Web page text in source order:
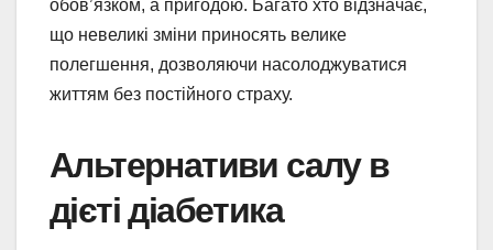
обов’язком, а пригодою. Багато хто відзначає,
що невеликі зміни приносять велике
полегшення, дозволяючи насолоджуватися
життям без постійного страху.
Альтернативи салу в
дієті діабетика